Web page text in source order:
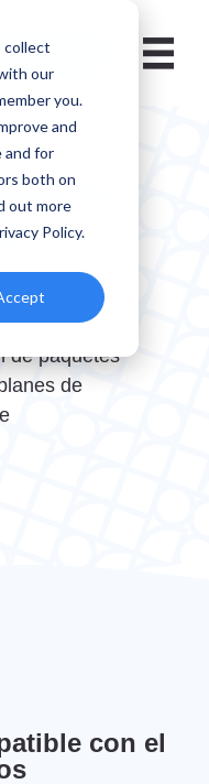
collect
our
you.
and
and for
both on
out more
Policy.
solar
potente y
de paquetes
de
con el